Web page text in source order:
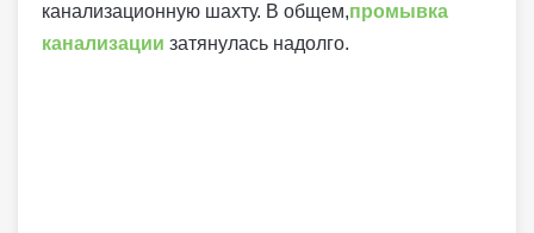
канализационную шахту. В общем,промывка
канализации затянулась надолго.